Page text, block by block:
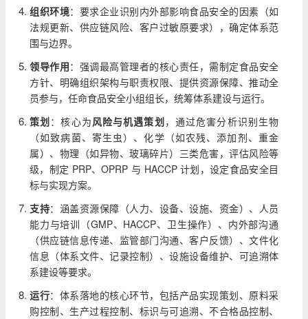
组织环境：要求企业识别内外部影响食品安全的因素（如
法规更新、供应链风险、客户过敏原要求），确定体系范
围与边界。
领导作用：强调最高管理者的核心责任，需制定食品安全
方针、明确组织架构与职责权限、提供资源保障、推动全
员参与，任命食品安全小组组长，统筹体系建设与运行。
策划：核心为风险与机遇策划，通过危害分析识别生物
（如致病菌、寄生虫）、化学（如农残、添加剂、重金
属）、物理（如异物、玻璃碎片）三类危害，评估风险等
级，制定 PRP、OPRP 与 HACCP 计划，设定食品安全目
标与实现方案。
支持：涵盖资源保障（人力、设备、设施、资金）、人员
能力与培训（GMP、HACCP、卫生操作）、内外部沟通
（供应链信息传递、监管部门沟通、客户反馈）、文件化
信息（体系文件、记录控制）、设施设备维护、可追溯体
系建设等要求。
运行：体系落地的核心环节，包括产品实现策划、原料采
购控制、生产过程控制、标识与可追溯、不合格品控制、